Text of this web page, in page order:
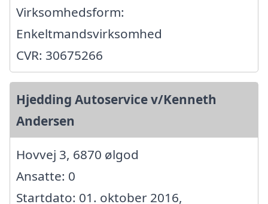
Virksomhedsform:
Enkeltmandsvirksomhed
CVR: 30675266
Hjedding Autoservice v/Kenneth
Andersen
Hovvej 3, 6870 ølgod
Ansatte: 0
Startdato: 01. oktober 2016,